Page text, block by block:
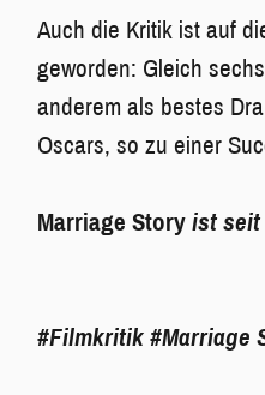
Auch die Kritik ist auf
geworden: Gleich
anderem als bestes
Oscars, so zu einer
Marriage Story ist seit
#Filmkritik #Marriage